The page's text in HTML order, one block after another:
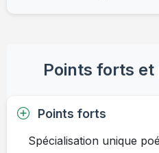
Points forts
Points forts
Spécialisation unique